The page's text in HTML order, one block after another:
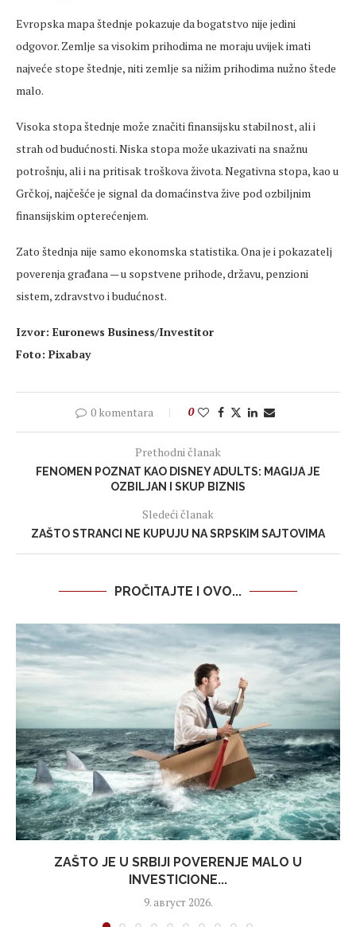
Evropska mapa štednje pokazuje da bogatstvo nije jedini
odgovor. Zemlje sa visokim prihodima ne moraju uvijek imati
najveće stope štednje, niti zemlje sa nižim prihodima nužno štede
malo.
Visoka stopa štednje može značiti finansijsku stabilnost, ali i
strah od budućnosti. Niska stopa može ukazivati na snažnu
potrošnju, ali i na pritisak troškova života. Negativna stopa, kao u
Grčkoj, najčešće je signal da domaćinstva žive pod ozbiljnim
finansijskim opterećenjem.
Zato štednja nije samo ekonomska statistika. Ona je i pokazatelj
poverenja građana — u sopstvene prihode, državu, penzioni
sistem, zdravstvo i budućnost.
Izvor: Euronews Business/Investitor
Foto: Pixabay
0 komentara 0
Prethodni članak
FENOMEN POZNAT KAO DISNEY ADULTS: MAGIJA JE
OZBILJAN I SKUP BIZNIS
Sledeći članak
ZAŠTO STRANCI NE KUPUJU NA SRPSKIM SAJTOVIMA
PROČITAJTE I OVO...
ZAŠTO JE U SRBIJI POVERENJE MALO U
INVESTICIONE...
9. август 2026.